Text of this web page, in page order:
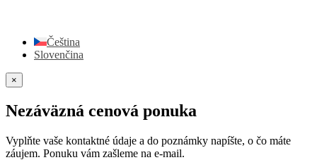
Čeština
Slovenčina
×
Nezáväzná cenová ponuka
Vyplňte vaše kontaktné údaje a do poznámky napíšte, o čo máte
záujem. Ponuku vám zašleme na e-mail.